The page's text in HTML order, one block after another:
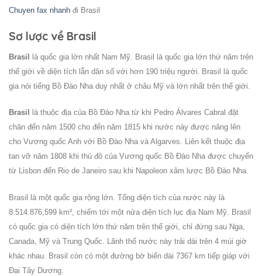
Chuyen fax nhanh đi Brasil
Sơ lược về Brasil
Brasil là quốc gia lớn nhất Nam Mỹ. Brasil là quốc gia lớn thứ năm trên
thế giới về diện tích lẫn dân số với hơn 190 triệu người. Brasil là quốc
gia nói tiếng Bồ Đào Nha duy nhất ở châu Mỹ và lớn nhất trên thế giới.
Brasil
là thuộc địa của Bồ Đào Nha từ khi Pedro Álvares Cabral đặt
chân đến năm 1500 cho đến năm 1815 khi nước này được nâng lên
cho Vương quốc Anh với Bồ Đào Nha và Algarves. Liên kết thuộc địa
tan vỡ năm 1808 khi thủ đô của Vương quốc Bồ Đào Nha được chuyển
từ Lisbon đến Rio de Janeiro sau khi Napoleon xâm lược Bồ Đào Nha.
Brasil là một quốc gia rộng lớn. Tổng diện tích của nước này là
8.514.876,599 km², chiếm tới một nửa diện tích lục địa Nam Mỹ. Brasil
có quốc gia có diện tích lớn thứ năm trên thế giới, chỉ đứng sau Nga,
Canada, Mỹ và Trung Quốc. Lãnh thổ nước này trải dài trên 4 múi giờ
khác nhau. Brasil còn có một đường bờ biển dài 7367 km tiếp giáp với
Đại Tây Dương.